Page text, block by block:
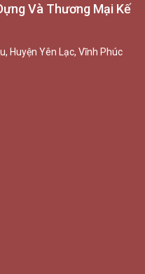
Và Thương Mại Kế
Huyện Yên Lạc, Vĩnh Phúc